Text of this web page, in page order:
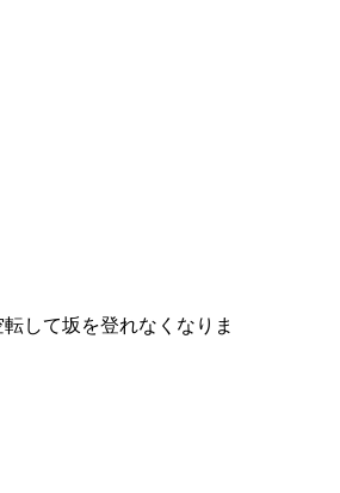
して坂を登れなくなりま